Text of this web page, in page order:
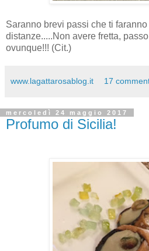
Saranno brevi passi che ti
distanze.....Non avere fretta,
ovunque!!! (Cit.)
www.lagattarosablog.it 17
mercoledì 24 maggio 2017
Profumo di Sicilia!